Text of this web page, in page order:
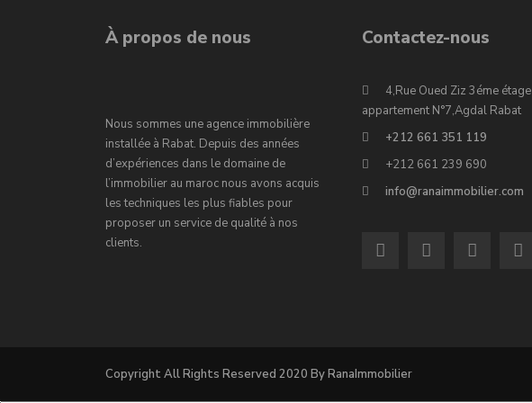
À propos de nous
Nous sommes une agence immobilière
installée à Rabat. Depuis des années
d’expériences dans le domaine de
l’immobilier au maroc nous avons acquis
les techniques les plus fiables pour
proposer un service de qualité à nos
clients.
Contactez-nous
4,Rue Oued Ziz 3éme étage
appartement N°7,Agdal Rabat
+212 661 351 119
+212 661 239 690
info@ranaimmobilier.com
Copyright All Rights Reserved 2020 By RanaImmobilier